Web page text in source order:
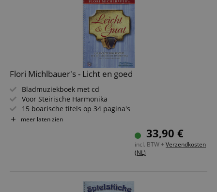
Flori Michlbauer's - Licht en goed
Bladmuziekboek met cd
Voor Steirische Harmonika
15 boarische titels op 34 pagina's
Moeilijkheidsgraad: licht
meer laten zien
33,90 €
incl. BTW + Verzendkosten
(NL)